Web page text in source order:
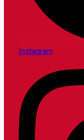
Instagram